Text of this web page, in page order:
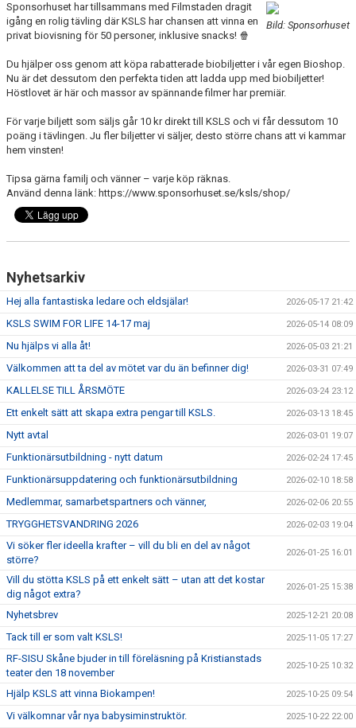
BLI PARTNER
FÖRÄLDER
FUNKTIONÄR
VÅRA EVENEMANG
WALL OF MEMORIES
Bild: Sponsorhuset
Sponsorhuset har tillsammans med Filmstaden dragit
igång en rolig tävling där KSLS har chansen att vinna en
privat biovisning för 50 personer, inklusive snacks! 🍿
Du hjälper oss genom att köpa rabatterade biobiljetter i vår egen Bioshop.
Nu är det dessutom den perfekta tiden att ladda upp med biobiljetter!
Höstlovet är här och massor av spännande filmer har premiär.
För varje biljett som säljs går 10 kr direkt till KSLS och vi får dessutom 10
poäng i tävlingen. Ju fler biljetter vi säljer, desto större chans att vi kammar
hem vinsten!
Tipsa gärna familj och vänner – varje köp räknas.
Använd denna länk: https://www.sponsorhuset.se/ksls/shop/
Nyhetsarkiv
Hej alla fantastiska ledare och eldsjälar! 2026-05-17 21:42
KSLS SWIM FOR LIFE 14-17 maj 2026-05-14 08:09
Nu hjälps vi alla åt! 2026-05-03 21:21
Välkommen att ta del av mötet var du än befinner dig! 2026-03-31 07:49
KALLELSE TILL ÅRSMÖTE 2026-03-24 23:12
Ett enkelt sätt att skapa extra pengar till KSLS. 2026-03-13 18:45
Nytt avtal 2026-03-01 19:07
Funktionärsutbildning - nytt datum 2026-02-24 17:45
Funktionärsuppdatering och funktionärsutbildning 2026-02-10 18:58
Medlemmar, samarbetspartners och vänner, 2026-02-06 20:55
TRYGGHETSVANDRING 2026 2026-02-03 19:04
Vi söker fler ideella krafter – vill du bli en del av något
större?
2026-01-25 16:01
Vill du stötta KSLS på ett enkelt sätt – utan att det kostar
dig något extra?
2026-01-25 15:38
Nyhetsbrev 2025-12-21 20:08
Tack till er som valt KSLS! 2025-11-05 17:27
RF-SISU Skåne bjuder in till föreläsning på Kristianstads
teater den 18 november
2025-10-25 10:32
Hjälp KSLS att vinna Biokampen! 2025-10-25 09:54
Vi välkomnar vår nya babysiminstruktör. 2025-10-22 22:00